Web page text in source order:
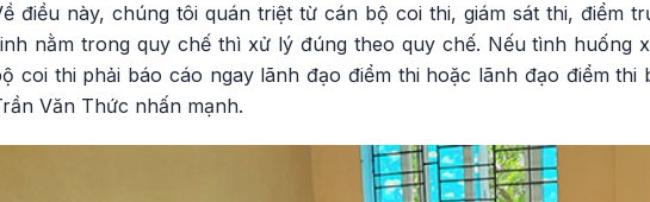
điều này, chúng tôi quán triệt từ cán bộ coi thi, giám sát thi, điểm
nằm trong quy chế thì xử lý đúng theo quy chế. Nếu tình huống
coi thi phải báo cáo ngay lãnh đạo điểm thi hoặc lãnh đạo điểm
Văn Thức nhấn mạnh.